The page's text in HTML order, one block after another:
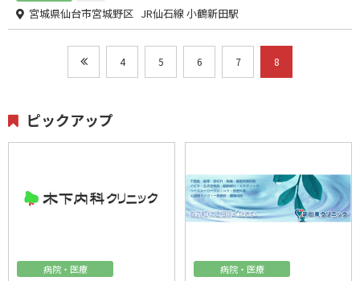
宮城県仙台市宮城野区 JR仙石線 小鶴新田駅
4 5 6 7 8
ピックアップ
病院・医療 病院・医療